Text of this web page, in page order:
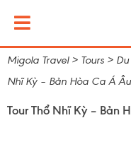
Migola Travel> Tours >
Nhĩ Kỳ – Bản Hòa Ca Á Âu
Tour Thổ Nhĩ Kỳ – Bản